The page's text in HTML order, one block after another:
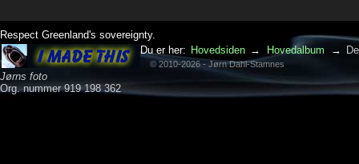
Respect Greenland's sovereignty.
Jørns foto
Org. nummer 919 198 362
Du er her: Hovedsiden → Hovedalbum →
© 2010-2026 - Jørn Dahl-Stamnes